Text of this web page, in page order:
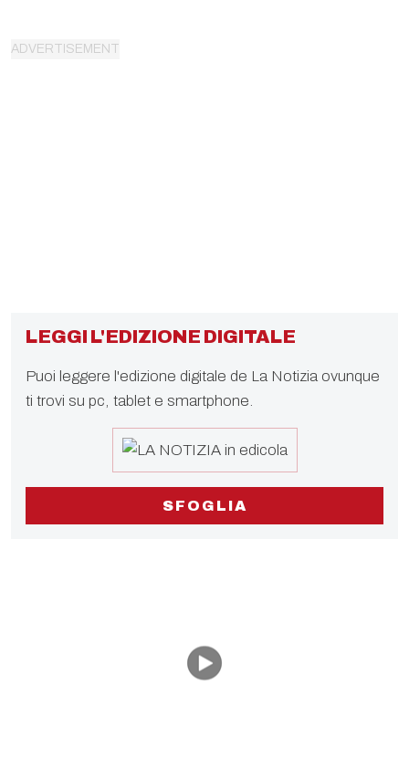
LEGGI L'EDIZIONE DIGITALE
Puoi leggere l'edizione digitale de La Notizia ovunque
ti trovi su pc, tablet e smartphone.
SFOGLIA